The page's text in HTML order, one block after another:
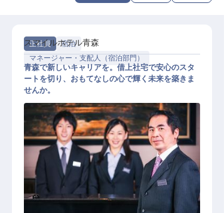
正社員
宿泊
マネージャー・支配人（宿泊部門）
ホテル副支配人・マネージャー候補
スマイルホテル青森
青森で新しいキャリアを。借上社宅で安心のスタ
ートを切り、おもてなしの心で輝く未来を築きま
せんか。